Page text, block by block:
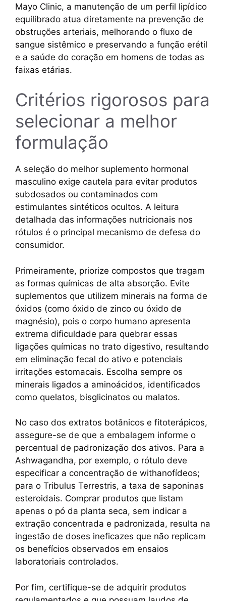
Mayo Clinic, a manutenção de um perfil lipídico
equilibrado atua diretamente na prevenção de
obstruções arteriais, melhorando o fluxo de
sangue sistêmico e preservando a função erétil
e a saúde do coração em homens de todas as
faixas etárias.
Critérios rigorosos para
selecionar a melhor
formulação
A seleção do melhor suplemento hormonal
masculino exige cautela para evitar produtos
subdosados ou contaminados com
estimulantes sintéticos ocultos. A leitura
detalhada das informações nutricionais nos
rótulos é o principal mecanismo de defesa do
consumidor.
Primeiramente, priorize compostos que tragam
as formas químicas de alta absorção. Evite
suplementos que utilizem minerais na forma de
óxidos (como óxido de zinco ou óxido de
magnésio), pois o corpo humano apresenta
extrema dificuldade para quebrar essas
ligações químicas no trato digestivo, resultando
em eliminação fecal do ativo e potenciais
irritações estomacais. Escolha sempre os
minerais ligados a aminoácidos, identificados
como quelatos, bisglicinatos ou malatos.
No caso dos extratos botânicos e fitoterápicos,
assegure-se de que a embalagem informe o
percentual de padronização dos ativos. Para a
Ashwagandha, por exemplo, o rótulo deve
especificar a concentração de withanofídeos;
para o Tribulus Terrestris, a taxa de saponinas
esteroidais. Comprar produtos que listam
apenas o pó da planta seca, sem indicar a
extração concentrada e padronizada, resulta na
ingestão de doses ineficazes que não replicam
os benefícios observados em ensaios
laboratoriais controlados.
Por fim, certifique-se de adquirir produtos